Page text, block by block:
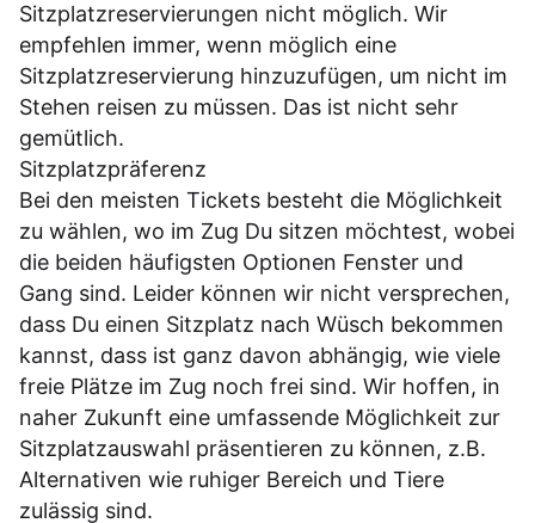
Sitzplatzreservierungen nicht möglich. Wir
empfehlen immer, wenn möglich eine
Sitzplatzreservierung hinzuzufügen, um nicht im
Stehen reisen zu müssen. Das ist nicht sehr
gemütlich.
Sitzplatzpräferenz
Bei den meisten Tickets besteht die Möglichkeit
zu wählen, wo im Zug Du sitzen möchtest, wobei
die beiden häufigsten Optionen Fenster und
Gang sind. Leider können wir nicht versprechen,
dass Du einen Sitzplatz nach Wüsch bekommen
kannst, dass ist ganz davon abhängig, wie viele
freie Plätze im Zug noch frei sind. Wir hoffen, in
naher Zukunft eine umfassende Möglichkeit zur
Sitzplatzauswahl präsentieren zu können, z.B.
Alternativen wie ruhiger Bereich und Tiere
zulässig sind.